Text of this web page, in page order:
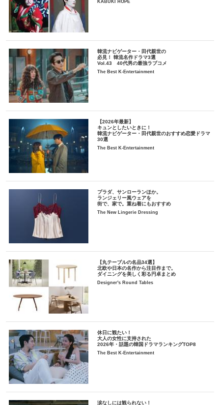
KABUKI HOPE
韓流ナビゲーター・田代親世の
必見！ 韓流名作ドラマ3選
Vol.43 40代男の最強ラブコメ
The Best K-Entertainment
【2026年最新】
キュンとしたいときに！
韓流ナビゲーター・田代親世のおすすめ恋愛ドラマ
30選
The Best K-Entertainment
プラダ、サンローランほか。
ランジェリー風ウェアを
街で、家で。重ね着にもおすすめ
The New Lingerie Dressing
【丸テーブルの名品34選】
北欧や日本の名作から注目作まで。
ダイニングを美しく彩る円卓まとめ
Designer's Round Tables
休日に観たい！
大人の女性に支持された
2026年・話題の韓国ドラマランキングTOP8
The Best K-Entertainment
涙なしには観られない！